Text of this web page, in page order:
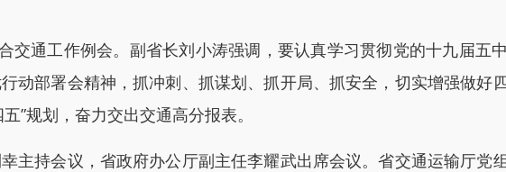
通工作例会。副省长刘小涛强调，要认真学习贯彻党的十九届五
动部署会精神，抓冲刺、抓谋划、抓开局、抓安全，切实增强做好
”规划，奋力交出交通高分报表。
持会议，省政府办公厅副主任李耀武出席会议。省交通运输厅党组